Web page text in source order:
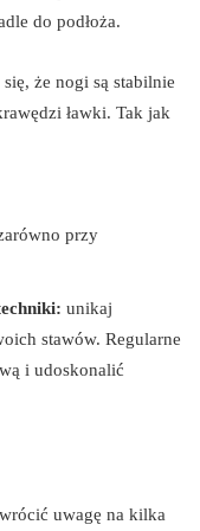
do podłoża.
że nogi są stabilnie
ławki. Tak jak
przy
unikaj
stawów. Regularne
i udoskonalić
uwagę na kilka